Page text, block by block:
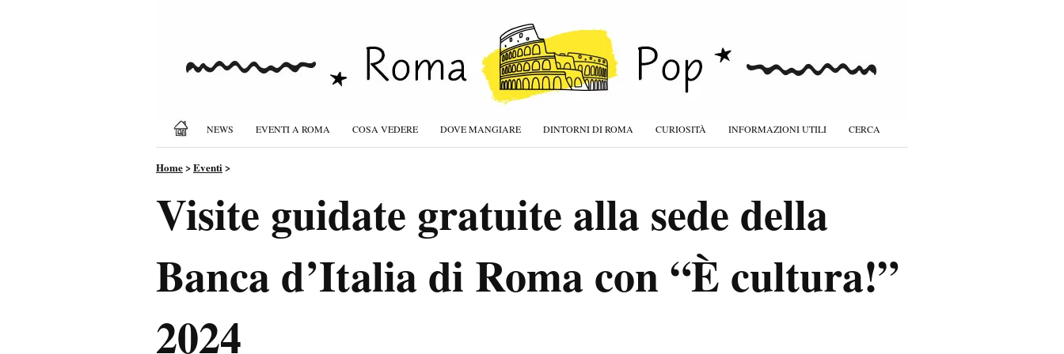
NEWS EVENTI A ROMA COSA VEDERE DOVE MANGIARE DINTORNI DI ROMA CURIOSITÀ INFORMAZIONI UTILI CERCA
Home>Eventi>
Visite guidate gratuite alla sede della
Banca d’Italia di Roma con “È cultura!”
2024